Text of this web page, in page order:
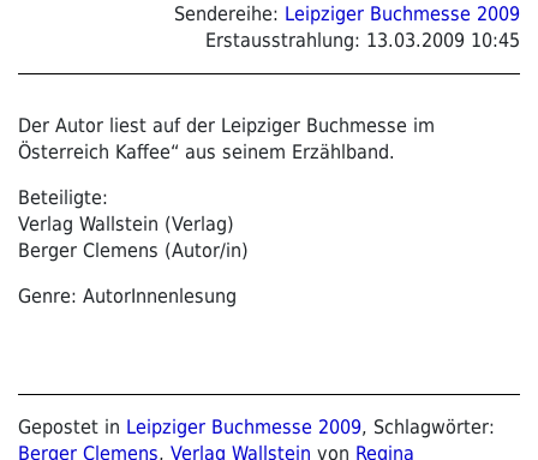
Sendereihe: Leipziger Buchmesse 2009
Erstausstrahlung: 13.03.2009 10:45
Der Autor liest auf der Leipziger Buchmesse im
Österreich Kaffee“ aus seinem Erzählband.
Beteiligte:
Verlag Wallstein (Verlag)
Berger Clemens (Autor/in)
Genre: AutorInnenlesung
Gepostet in Leipziger Buchmesse 2009, Schlagwörter:
Berger Clemens, Verlag Wallstein von Regina